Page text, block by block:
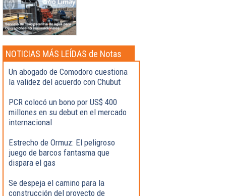
NOTICIAS MÁS LEÍDAS de Notas
Destacadas
Un abogado de Comodoro cuestiona
la validez del acuerdo con Chubut
PCR colocó un bono por US$ 400
millones en su debut en el mercado
internacional
Estrecho de Ormuz: El peligroso
juego de barcos fantasma que
dispara el gas
Se despeja el camino para la
construcción del proyecto de